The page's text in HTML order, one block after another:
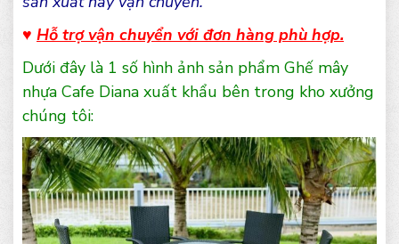
♥ Hỗ trợ vận chuyển với đơn hàng phù hợp.
Dưới đây là 1 số hình ảnh sản phẩm Ghế mây
nhựa Cafe Diana xuất khẩu bên trong kho xưởng
chúng tôi: